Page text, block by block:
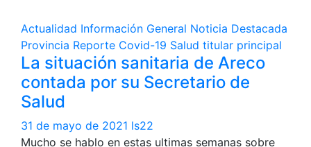
Actualidad Información General Noticia Destacada
Provincia Reporte Covid-19 Salud titular principal
La situación sanitaria de Areco
contada por su Secretario de
Salud
31 de mayo de 2021 ls22
Mucho se hablo en estas ultimas semanas sobre